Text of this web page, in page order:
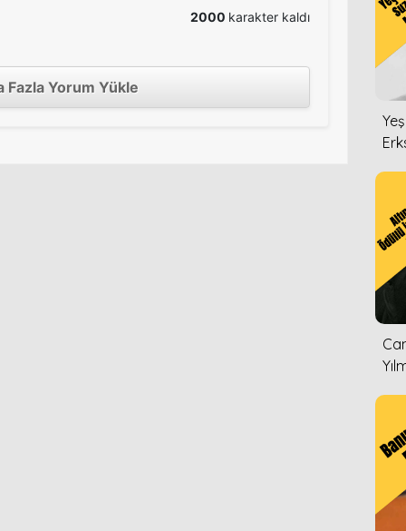
2000 karakter kaldı
Fazla Yorum Yükle